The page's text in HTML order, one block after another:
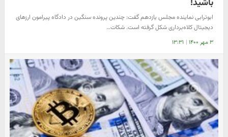
ابوترابی نماینده مجلس یازدهم گفت: چندین پرونده سنگین در دادگاه پیرامون ارزهای
دیجیتال کلاه‌برداری شکل گرفته است. شکات…
۳ مهر ۱۴۰۰ | ۱۳:۳۱